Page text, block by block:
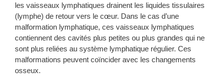
les vaisseaux lymphatiques drainent les liquides tissulaires
(lymphe) de retour vers le cœur. Dans le cas d’une
malformation lymphatique, ces vaisseaux lymphatiques
contiennent des cavités plus petites ou plus grandes qui ne
sont plus reliées au système lymphatique régulier. Ces
malformations peuvent coïncider avec les changements
osseux.